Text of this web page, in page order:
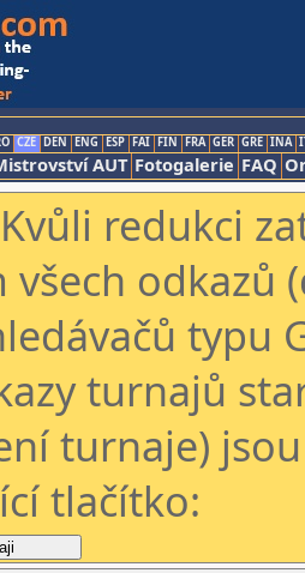
CZE DEN ENG ESP FAI FIN FRA GER GRE INA
AUT Fotogalerie FAQ
redukci
všech odkazů
typu
turnajů
turnaje)
tlačítko: